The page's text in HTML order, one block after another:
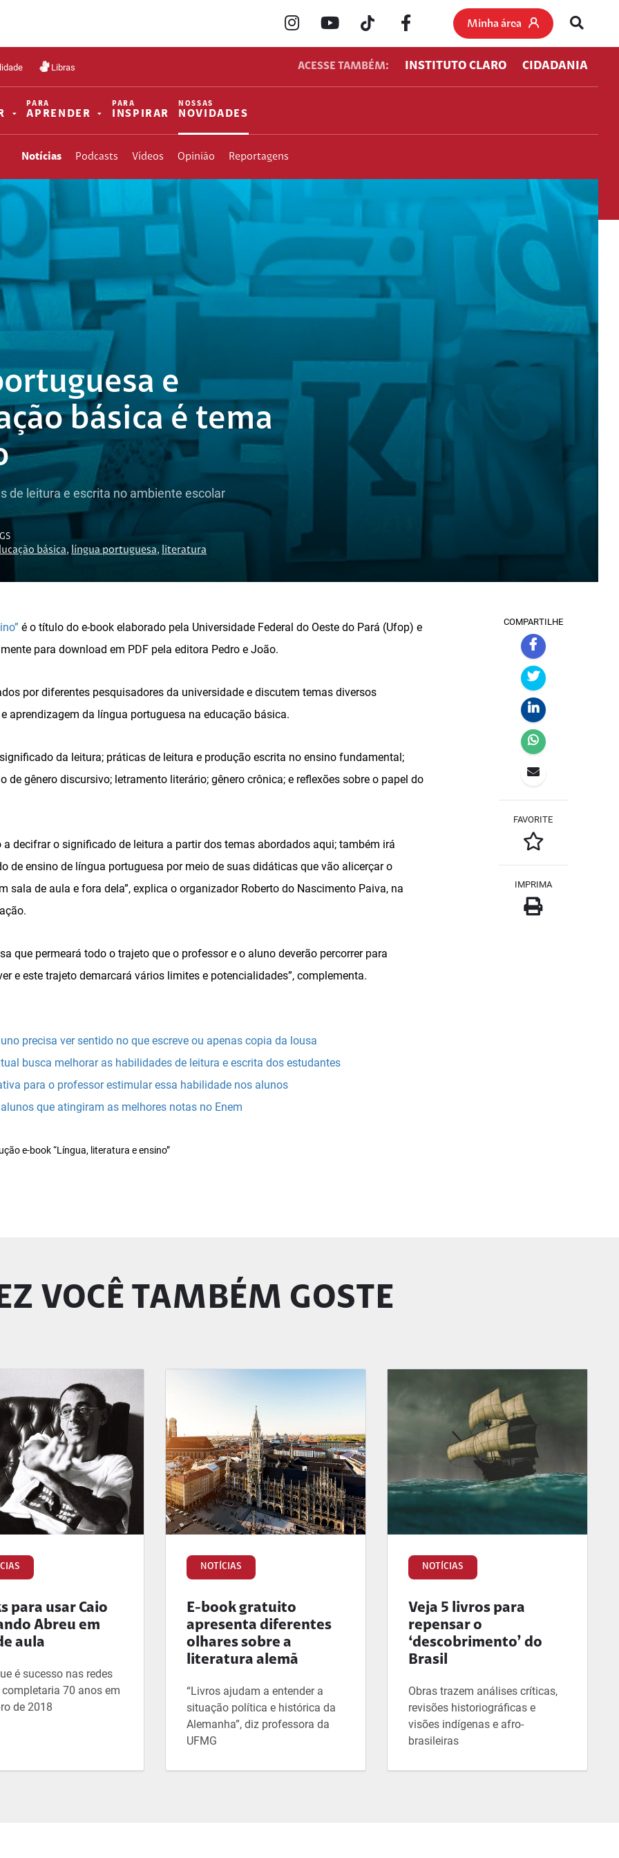
Minha área
Libras ACESSE TAMBÉM: INSTITUTO CLARO CIDADANIA
PARA
APRENDER
PARA
INSPIRAR
NOSSAS
NOVIDADES
Notícias Podcasts Vídeos Opinião Reportagens
e
básica é tema
de leitura e escrita no ambiente escolar
básica, língua portuguesa, literatura
é o título do e-book elaborado pela Universidade Federal do Oeste do Pará (Ufop) e
para download em PDF pela editora Pedro e João.
por diferentes pesquisadores da universidade e discutem temas diversos
aprendizagem da língua portuguesa na educação básica.
da leitura; práticas de leitura e produção escrita no ensino fundamental;
de gênero discursivo; letramento literário; gênero crônica; e reflexões sobre o papel do
a decifrar o significado de leitura a partir dos temas abordados aqui; também irá
de ensino de língua portuguesa por meio de suas didáticas que vão alicerçar o
sala de aula e fora dela”, explica o organizador Roberto do Nascimento Paiva, na
que permeará todo o trajeto que o professor e o aluno deverão percorrer para
e este trajeto demarcará vários limites e potencialidades”, complementa.
precisa ver sentido no que escreve ou apenas copia da lousa
busca melhorar as habilidades de leitura e escrita dos estudantes
para o professor estimular essa habilidade nos alunos
que atingiram as melhores notas no Enem
e-book “Língua, literatura e ensino”
COMPARTILHE
FAVORITE
IMPRIMA
VOCÊ TAMBÉM GOSTE
para usar Caio
Abreu em
aula
é sucesso nas redes
70 anos em
de 2018
NOTÍCIAS
E-book gratuito
apresenta diferentes
olhares sobre a
literatura alemã
“Livros ajudam a entender a
situação política e histórica da
Alemanha”, diz professora da
UFMG
NOTÍCIAS
Veja 5 livros para
repensar o
‘descobrimento’ do
Brasil
Obras trazem análises críticas,
revisões historiográficas e
visões indígenas e afro-
brasileiras